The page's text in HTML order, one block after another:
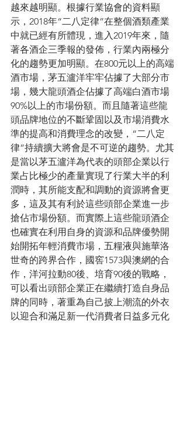
越來越明顯。根據行業協會的資料顯
示，2018年“二八定律”在整個酒類產業
中就已經有所體現，進入2019年來，隨
著各酒企三季報的發佈，行業內兩極分
化的趨勢更加明顯。在800元以上的高端
酒市場，茅五瀘洋牢牢佔據了大部分市
場，幾大龍頭酒企佔據了高端白酒市場
90%以上的市場份額。而且隨著這些龍
頭品牌地位的不斷鞏固以及市場消費水
準的提高和消費理念的改變，“二八定
律”持續擴大將會是不可逆的趨勢。尤其
是當以茅五瀘洋為代表的頭部企業以行
業占比極少的產量實現了行業大半的利
潤時，其所能支配和調動的資源將會更
多，這及其有利於這些頭部企業進一步
搶佔市場份額。而實際上這些龍頭酒企
也確實在利用自身的資源和品牌優勢開
始開拓年輕消費市場，五糧液與施華洛
世奇的跨界合作，國窖1573與澳網的合
作，洋河拉動80後、培育90後的戰略，
可以看出頭部企業正在繼續打造自身品
牌的同時，著重為自己披上潮流的外衣
以迎合和滿足新一代消費者日益多元化